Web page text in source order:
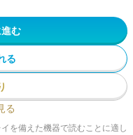
む
る
る
を備えた機器で読むことに適し